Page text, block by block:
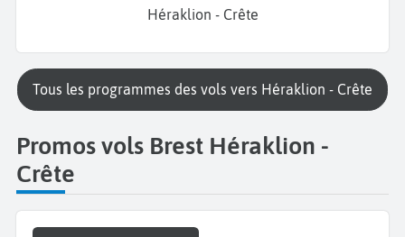
Héraklion - Crête
Tous les programmes des vols vers Héraklion - Crête
Promos vols Brest Héraklion -
Crête